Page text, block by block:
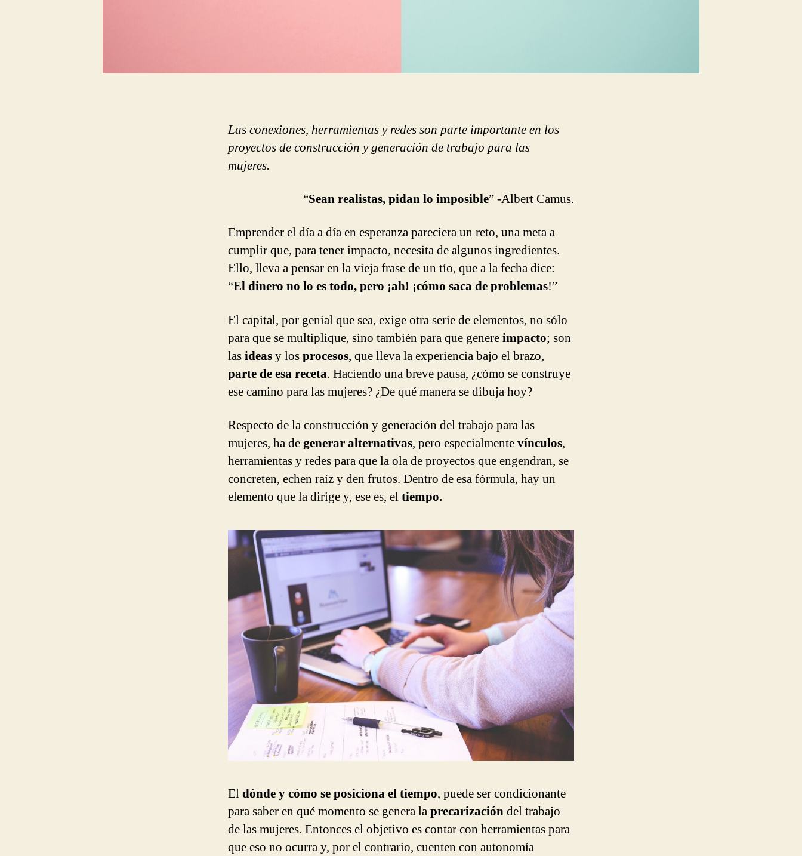
Las conexiones, herramientas y redes son parte importante en los
proyectos de construcción y generación de trabajo para las
mujeres.
“Sean realistas, pidan lo imposible” -Albert Camus.
Emprender el día a día en esperanza pareciera un reto, una meta a
cumplir que, para tener impacto, necesita de algunos ingredientes.
Ello, lleva a pensar en la vieja frase de un tío, que a la fecha dice:
“El dinero no lo es todo, pero ¡ah! ¡cómo saca de problemas!”
El capital, por genial que sea, exige otra serie de elementos, no sólo
para que se multiplique, sino también para que genereimpacto; son
lasideasy losprocesos, que lleva la experiencia bajo el brazo,
parte de esa receta. Haciendo una breve pausa, ¿cómo se construye
ese camino para las mujeres? ¿De qué manera se dibuja hoy?
Respecto de la construcción y generación del trabajo para las
mujeres, ha degenerar alternativas, pero especialmentevínculos,
herramientas y redes para que la ola de proyectos que engendran, se
concreten, echen raíz y den frutos. Dentro de esa fórmula, hay un
elemento que la dirige y, ese es, eltiempo.
Eldónde y cómo se posiciona el tiempo, puede ser condicionante
para saber en qué momento se genera laprecarizacióndel trabajo
de las mujeres. Entonces el objetivo es contar con herramientas para
que eso no ocurra y, por el contrario, cuenten con autonomía